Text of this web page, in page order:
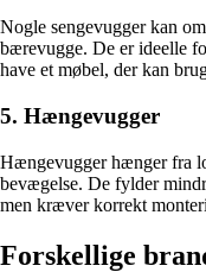
Nogle sengevugger kan
bærevugge. De er ideelle
have et møbel, der kan
5. Hængevugger
Hængevugger hænger fra
bevægelse. De fylder
men kræver korrekt
Forskellige